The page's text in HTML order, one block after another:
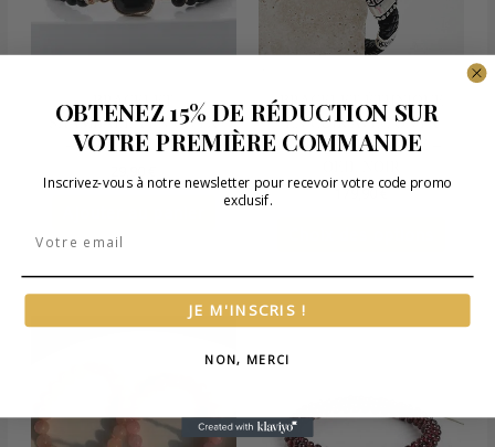
SHAMBALLA EN ONYX
– NOIR SPIRITUEL
29,90
EN CUIR AVEC ONYX
NOIR POUR HOMME –
être
produit
Ce
a
variations.
Les
OBTENEZ 15% DE RÉDUCTION SUR
VOTRE PREMIÈRE COMMANDE
Inscrivez-vous à notre newsletter pour recevoir votre code promo
exclusif.
Email
JE M'INSCRIS !
NON, MERCI